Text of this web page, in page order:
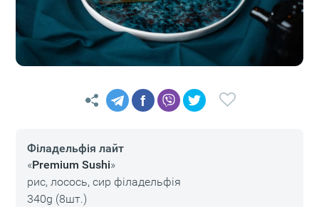
f
Філадельфія лайт
«Premium Sushi»
рис, лосось, сир філадельфія
340g (8шт.)